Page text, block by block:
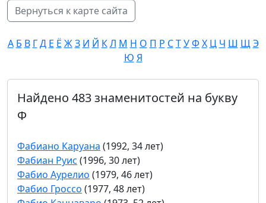
Вернуться к карте сайта
А Б В Г Д Е Ё Ж З И Й К Л М Н О П Р С Т У Ф Х Ц Ч Ш Щ Э
Ю Я
Найдено 483 знаменитостей на букву
Ф
Фабиано Каруана (1992, 34 лет)
Фабиан Руис (1996, 30 лет)
Фабио Аурелио (1979, 46 лет)
Фабио Гроссо (1977, 48 лет)